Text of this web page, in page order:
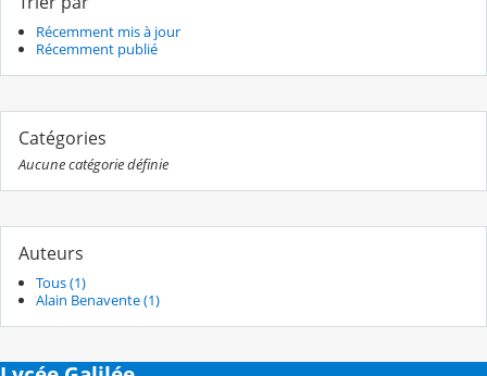
Récemment mis à jour
Récemment publié
Catégories
Aucune catégorie définie
Auteurs
Tous (1)
Alain Benavente (1)